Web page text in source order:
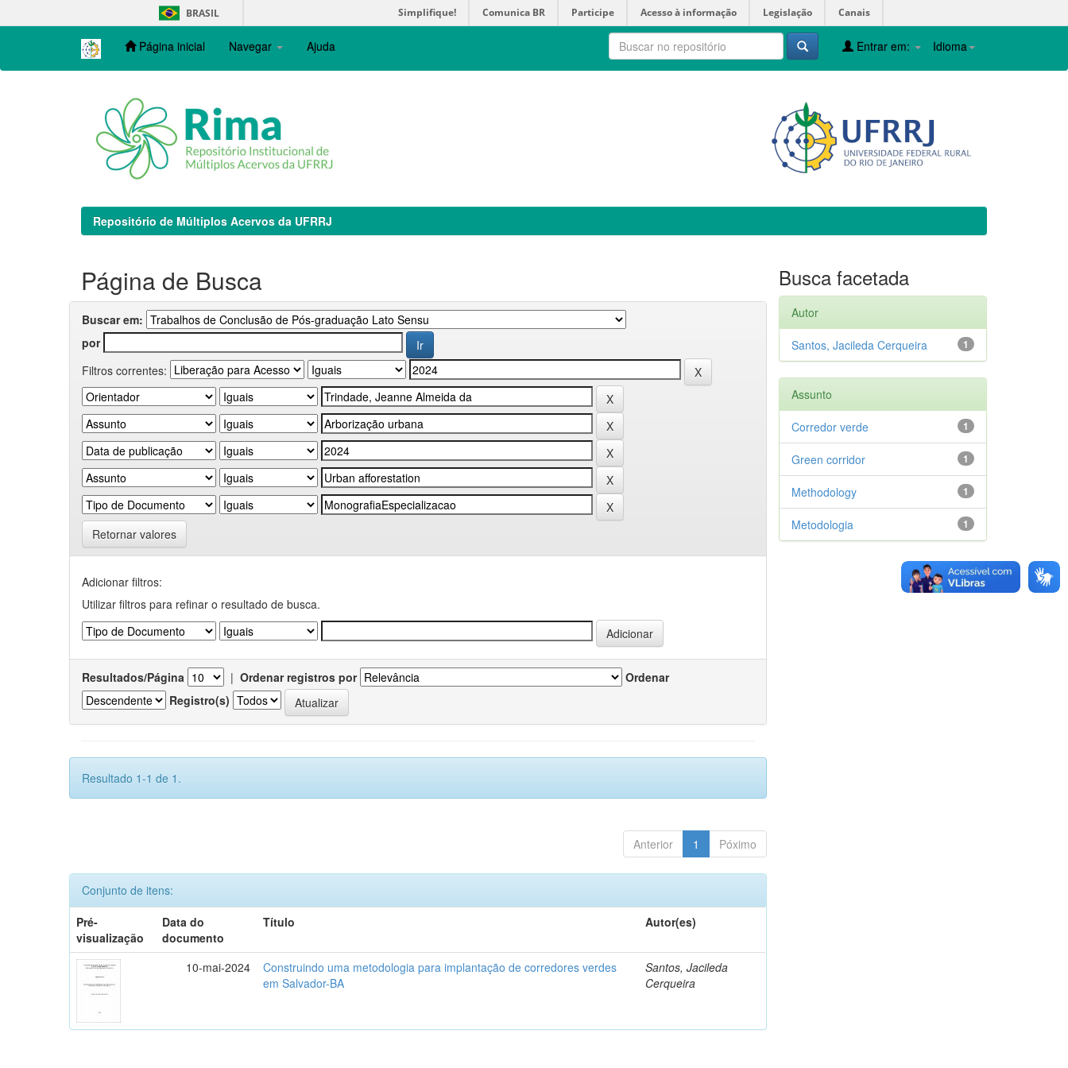
navigation
BRASIL Simplifique! Comunica BR Participe Acesso à informação Legislação Canais
Página inicial Navegar Ajuda Idioma
Entrar em:
Repositório de Múltiplos Acervos da UFRRJ
Página de Busca
Buscar em:
por
Filtros correntes:
Retornar valores
Adicionar filtros:
Utilizar filtros para refinar o resultado de busca.
Resultados/Página | Ordenar registros por
Ordenar
Registro(s)
Resultado 1-1 de 1.
Anterior 1 Póximo
Conjunto de itens:
Pré-
visualização
Data do
documento
Título Autor(es)
10-mai-2024
Construindo uma metodologia para implantação de corredores verdes
em Salvador-BA
Santos, Jacileda
Cerqueira
Busca facetada
Autor
1
Santos, Jacileda Cerqueira
Assunto
1
Corredor verde
1
Green corridor
1
Methodology
1
Metodologia